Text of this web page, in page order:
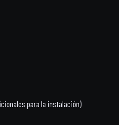
para la instalación)